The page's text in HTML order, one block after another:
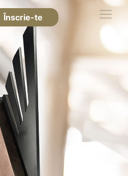
Înscrie-te